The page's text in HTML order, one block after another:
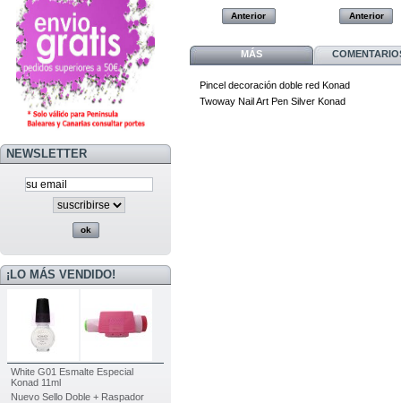
NEWSLETTER
¡LO MÁS VENDIDO!
White G01 Esmalte Especial
Konad 11ml
Nuevo Sello Doble + Raspador
Anterior Anterior
MÁS
Pincel decoración doble red Konad
Twoway Nail Art Pen Silver Konad